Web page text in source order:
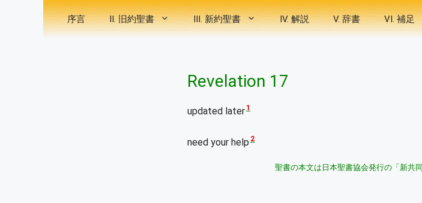
序言 II. 旧約聖書 III. 新約聖書 IV. 解説 V. 辞書 VI. 補足
Revelation 17
updated later 1
need your help 2
聖書の本文は日本聖書協会発行の「新共